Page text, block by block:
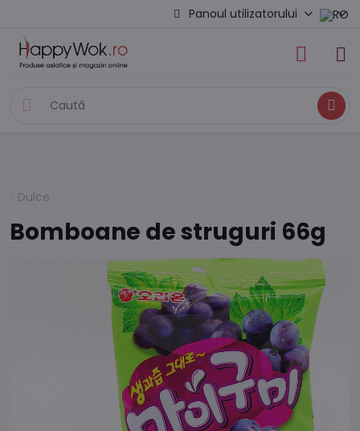
Panoul utilizatorului
Caută
Dulce
Bomboane de struguri 66g